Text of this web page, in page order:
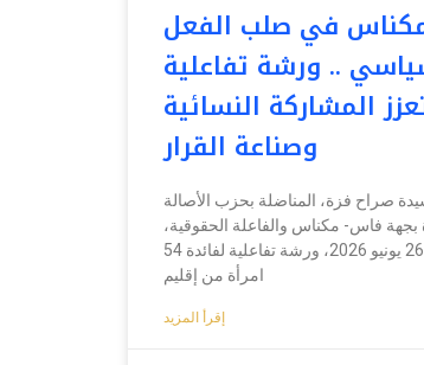
في صلب الفعل
.. ورشة تفاعلية
المشاركة النسائية
وصناعة القرار
صراح فزة، المناضلة بحزب الأصالة
بجهة فاس- مكناس والفاعلة الحقوقية،
يوم الجمعة 26 يونيو 2026، ورشة تفاعلية لفائدة 54
امرأة من إقليم
إقرأ المزيد